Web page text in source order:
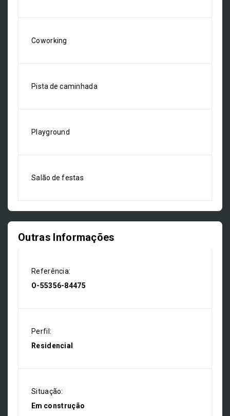
Coworking
Pista de caminhada
Playground
Salão de festas
Outras Informações
Referência:
O-55356-84475
Perfil:
Residencial
Situação:
Em construção